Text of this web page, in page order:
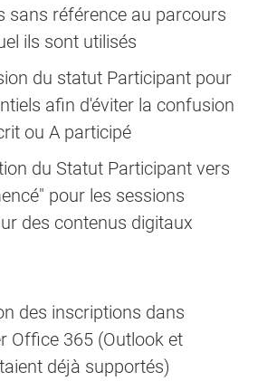
sans référence au parcours
ils sont utilisés
du statut Participant pour
afin d'éviter la confusion
ou A participé
du Statut Participant vers
pour les sessions
des contenus digitaux
des inscriptions dans
Office 365 (Outlook et
déjà supportés)